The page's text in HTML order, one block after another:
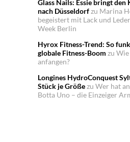
Glass Nails: Essie bringt den
nach Düsseldorfzu Marina
begeistert mit Lack und
Week Berlin
Hyrox Fitness-Trend: So
globale Fitness-Boom zu Wie
anfangen?
Longines HydroConquest
Stück je Größezu Wer hat
Botta Uno – die Einzeiger